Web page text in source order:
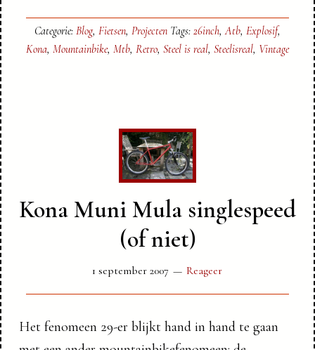
Categorie: Blog, Fietsen, Projecten Tags: 26inch,Atb, Explosif,
Kona, Mountainbike, Mtb, Retro, Steel is real, Steelisreal, Vintage
Kona Muni Mula singlespeed
(of niet)
1 september 2007 Reageer
Het fenomeen 29-er blijkt hand in hand te gaan